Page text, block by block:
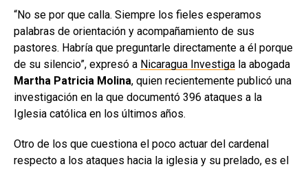
“No se por que calla. Siempre los fieles esperamos
palabras de orientación y acompañamiento de sus
pastores. Habría que preguntarle directamente a él porque
de su silencio”, expresó a Nicaragua Investiga la abogada
Martha Patricia Molina, quien recientemente publicó una
investigación en la que documentó 396 ataques a la
Iglesia católica en los últimos años.
Otro de los que cuestiona el poco actuar del cardenal
respecto a los ataques hacia la iglesia y su prelado, es el